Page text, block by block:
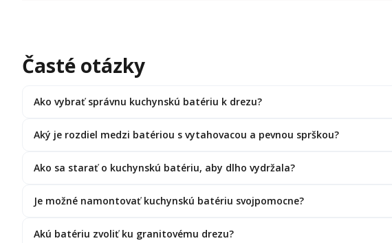
Časté otázky
Ako vybrať správnu kuchynskú batériu k drezu?
Aký je rozdiel medzi batériou s vytahovacou a pevnou sprškou?
Ako sa starať o kuchynskú batériu, aby dlho vydržala?
Je možné namontovať kuchynskú batériu svojpomocne?
Akú batériu zvoliť ku granitovému drezu?